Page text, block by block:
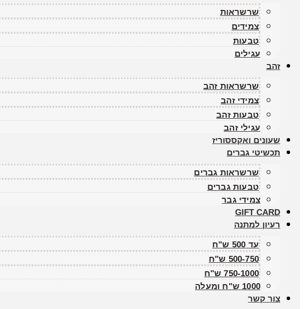
שרשראות
צמידים
טבעות
עגילים
זהב
שרשראות זהב
צמידי זהב
טבעות זהב
עגילי זהב
שעונים ואקססוריז
תכשיטי גברים
שרשראות גברים
טבעות גברים
צמידי גבר
GIFT CARD
רעיון למתנה
עד 500 ש"ח
500-750 ש"ח
750-1000 ש"ח
1000 ש"ח ומעלה
צור קשר